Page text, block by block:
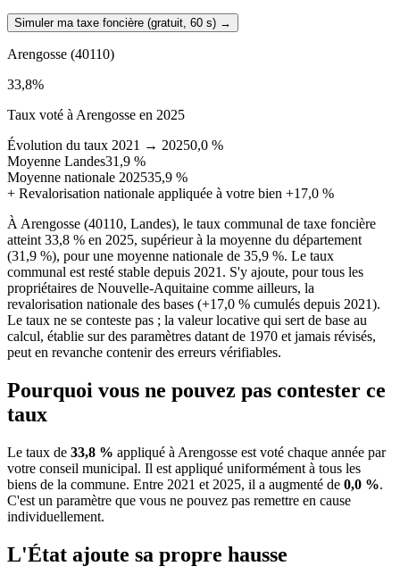
Simuler ma taxe foncière (gratuit, 60 s) →
Arengosse (40110)
33,8%
Taux voté à Arengosse en 2025
Évolution du taux 2021 → 20250,0 %
Moyenne Landes31,9 %
Moyenne nationale 202535,9 %
+ Revalorisation nationale appliquée à votre bien +17,0 %
À Arengosse (40110, Landes), le taux communal de taxe foncière
atteint 33,8 % en 2025, supérieur à la moyenne du département
(31,9 %), pour une moyenne nationale de 35,9 %. Le taux
communal est resté stable depuis 2021. S'y ajoute, pour tous les
propriétaires de Nouvelle-Aquitaine comme ailleurs, la
revalorisation nationale des bases (+17,0 % cumulés depuis 2021).
Le taux ne se conteste pas ; la valeur locative qui sert de base au
calcul, établie sur des paramètres datant de 1970 et jamais révisés,
peut en revanche contenir des erreurs vérifiables.
Pourquoi vous ne pouvez pas contester ce
taux
Le taux de 33,8 % appliqué à Arengosse est voté chaque année par
votre conseil municipal. Il est appliqué uniformément à tous les
biens de la commune. Entre 2021 et 2025, il a augmenté de 0,0 %.
C'est un paramètre que vous ne pouvez pas remettre en cause
individuellement.
L'État ajoute sa propre hausse